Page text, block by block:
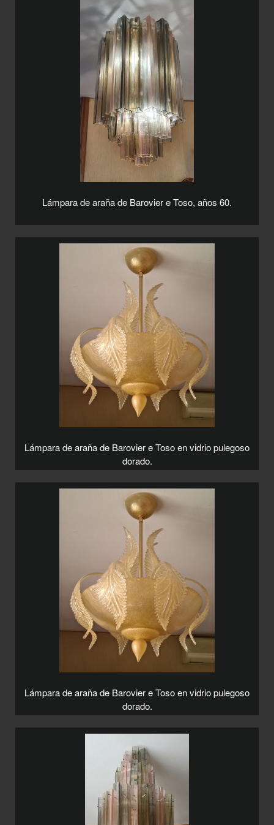
Lámpara de araña de Barovier e Toso, años 60.
Lámpara de araña de Barovier e Toso en vidrio pulegoso
dorado.
Lámpara de araña de Barovier e Toso en vidrio pulegoso
dorado.